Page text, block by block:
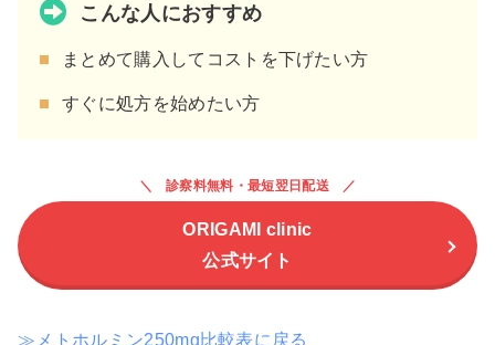
こんな人におすすめ
まとめて購入してコストを下げたい方
すぐに処方を始めたい方
診察料無料・最短翌日配送
ORIGAMI clinic
公式サイト
≫メトホルミン250mg比較表に戻る